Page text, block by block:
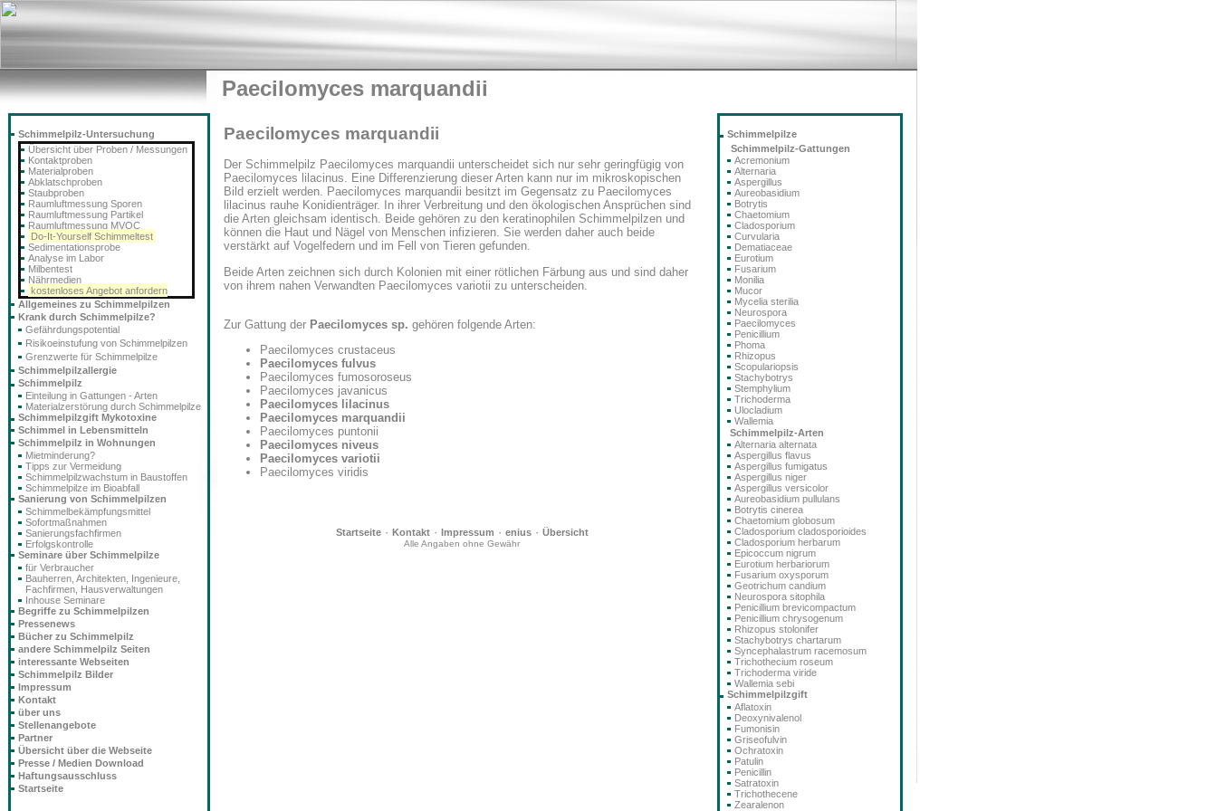
Paecilomyces marquandii
Paecilomyces marquandii
Der Schimmelpilz Paecilomyces marquandii unterscheidet sich nur sehr geringfügig von
Paecilomyces lilacinus. Eine Differenzierung dieser Arten kann nur im mikroskopischen
Bild erzielt werden. Paecilomyces marquandii besitzt im Gegensatz zu Paecilomyces
lilacinus rauhe Konidienträger. In ihrer Verbreitung und den ökologischen Ansprüchen sind
die Arten gleichsam identisch. Beide gehören zu den keratinophilen Schimmelpilzen und
können die Haut und Nägel von Menschen infizieren. Sie werden daher auch beide
verstärkt auf Vogelfedern und im Fell von Tieren gefunden.
Beide Arten zeichnen sich durch Kolonien mit einer rötlichen Färbung aus und sind daher
von ihrem nahen Verwandten Paecilomyces variotii zu unterscheiden.
Zur Gattung der Paecilomyces sp. gehören folgende Arten:
Paecilomyces crustaceus
Paecilomyces fulvus
Paecilomyces fumosoroseus
Paecilomyces javanicus
Paecilomyces lilacinus
Paecilomyces marquandii
Paecilomyces puntonii
Paecilomyces niveus
Paecilomyces variotii
Paecilomyces viridis
Startseite· Kontakt· Impressum · enius· Übersicht
Alle Angaben ohne Gewähr
Schimmelpilz-Untersuchung
Übersicht über Proben / Messungen
Kontaktproben
Materialproben
Abklatschproben
Staubproben
Raumluftmessung Sporen
Raumluftmessung Partikel
Raumluftmessung MVOC
Do-It-Yourself Schimmeltest
Sedimentationsprobe
Analyse im Labor
Milbentest
Nährmedien
kostenloses Angebot anfordern
Allgemeines zu Schimmelpilzen
Krank durch Schimmelpilze?
Gefährdungspotential
Risikoeinstufung von Schimmelpilzen
Grenzwerte für Schimmelpilze
Schimmelpilzallergie
Schimmelpilz
Einteilung in Gattungen - Arten
Materialzerstörung durch Schimmelpilze
Schimmelpilzgift Mykotoxine
Schimmel in Lebensmitteln
Schimmelpilz in Wohnungen
Mietminderung?
Tipps zur Vermeidung
Schimmelpilzwachstum in Baustoffen
Schimmelpilze im Bioabfall
Sanierung von Schimmelpilzen
Schimmelbekämpfungsmittel
Sofortmaßnahmen
Sanierungsfachfirmen
Erfolgskontrolle
Seminare über Schimmelpilze
für Verbraucher
Bauherren, Architekten, Ingenieure,
Fachfirmen, Hausverwaltungen
Inhouse Seminare
Begriffe zu Schimmelpilzen
Pressenews
Bücher zu Schimmelpilz
andere Schimmelpilz Seiten
interessante Webseiten
Schimmelpilz Bilder
Impressum
Kontakt
über uns
Stellenangebote
Partner
Übersicht über die Webseite
Presse / Medien Download
Haftungsausschluss
Startseite
Schimmelpilze
Schimmelpilz-Gattungen
Acremonium
Alternaria
Aspergillus
Aureobasidium
Botrytis
Chaetomium
Cladosporium
Curvularia
Dematiaceae
Eurotium
Fusarium
Monilia
Mucor
Mycelia sterilia
Neurospora
Paecilomyces
Penicillium
Phoma
Rhizopus
Scopulariopsis
Stachybotrys
Stemphylium
Trichoderma
Ulocladium
Wallemia
Schimmelpilz-Arten
Alternaria alternata
Aspergillus flavus
Aspergillus fumigatus
Aspergillus niger
Aspergillus versicolor
Aureobasidium pullulans
Botrytis cinerea
Chaetomium globosum
Cladosporium cladosporioides
Cladosporium herbarum
Epicoccum nigrum
Eurotium herbariorum
Fusarium oxysporum
Geotrichum candium
Neurospora sitophila
Penicillium brevicompactum
Penicillium chrysogenum
Rhizopus stolonifer
Stachybotrys chartarum
Syncephalastrum racemosum
Trichothecium roseum
Trichoderma viride
Wallemia sebi
Schimmelpilzgift
Aflatoxin
Deoxynivalenol
Fumonisin
Griseofulvin
Ochratoxin
Patulin
Penicillin
Satratoxin
Trichothecene
Zearalenon